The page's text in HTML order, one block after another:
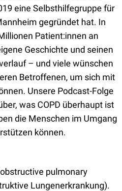
eine Selbsthilfegruppe für
gegründet hat. In
Patient:innen an
Geschichte und seinen
– und viele wünschen
Betroffenen, um sich mit
Unsere Podcast-Folge
was COPD überhaupt ist
die Menschen im Umgang
können.
pulmonary
Lungenerkrankung).